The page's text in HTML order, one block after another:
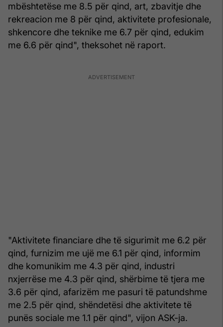
mbështetëse me 8.5 për qind, art, zbavitje dhe
rekreacion me 8 për qind, aktivitete profesionale,
shkencore dhe teknike me 6.7 për qind, edukim
me 6.6 për qind", theksohet në raport.
"Aktivitete financiare dhe të sigurimit me 6.2 për
qind, furnizim me ujë me 6.1 për qind, informim
dhe komunikim me 4.3 për qind, industri
nxjerrëse me 4.3 për qind, shërbime të tjera me
3.6 për qind, afarizëm me pasuri të patundshme
me 2.5 për qind, shëndetësi dhe aktivitete të
punës sociale me 1.1 për qind", vijon ASK-ja.